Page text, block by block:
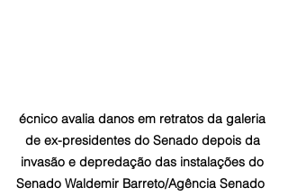
écnico avalia danos em retratos da galeria
de ex-presidentes do Senado depois da
invasão e depredação das instalações do
Senado Waldemir Barreto/Agência Senado